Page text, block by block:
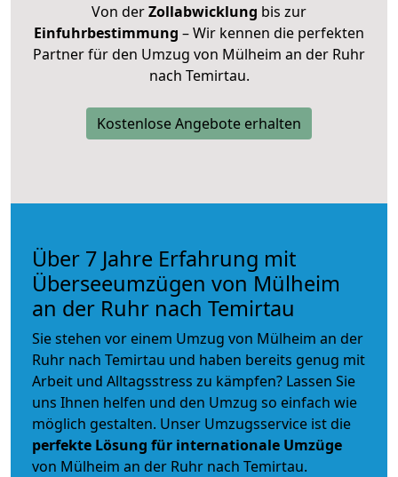
Von derZollabwicklung bis zur
Einfuhrbestimmung – Wir kennen die perfekten
Partner für den Umzug von Mülheim an der Ruhr
nach Temirtau.
Kostenlose Angebote erhalten
Über 7 Jahre Erfahrung mit
Überseeumzügen von Mülheim
an der Ruhr nach Temirtau
Sie stehen vor einem Umzug von Mülheim an der
Ruhr nach Temirtau und haben bereits genug mit
Arbeit und Alltagsstress zu kämpfen? Lassen Sie
uns Ihnen helfen und den Umzug so einfach wie
möglich gestalten. Unser Umzugsservice ist die
perfekte Lösung für internationale Umzüge
von Mülheim an der Ruhr nach Temirtau.